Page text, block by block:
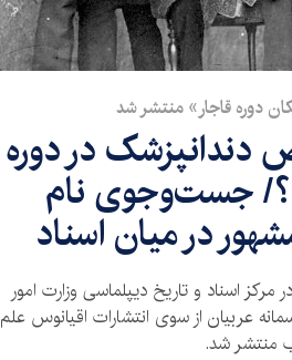
دوره قاجار» منتشر شد
دندانپزشک در دوره
جست‌وجوی نام
در میان اسناد
اسناد و تاریخ دیپلماسی وزارت امور
عربیان از سوی انتشارات اقیانوس علم
منتشر شد.